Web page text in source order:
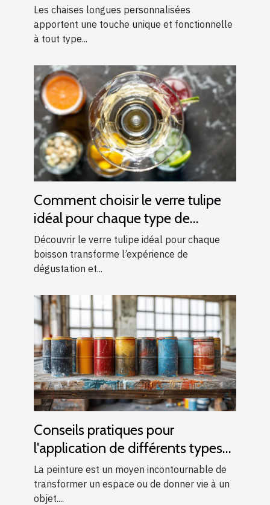
les événements ?
Les chaises longues personnalisées
apportent une touche unique et fonctionnelle
à tout type...
Comment choisir le verre tulipe
idéal pour chaque type de
boisson ?
Découvrir le verre tulipe idéal pour chaque
boisson transforme l’expérience de
dégustation et...
Conseils pratiques pour
l'application de différents types
de peintures
La peinture est un moyen incontournable de
transformer un espace ou de donner vie à un
objet....